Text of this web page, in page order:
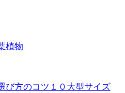
植物
び方のコツ１０ 大型サイズ